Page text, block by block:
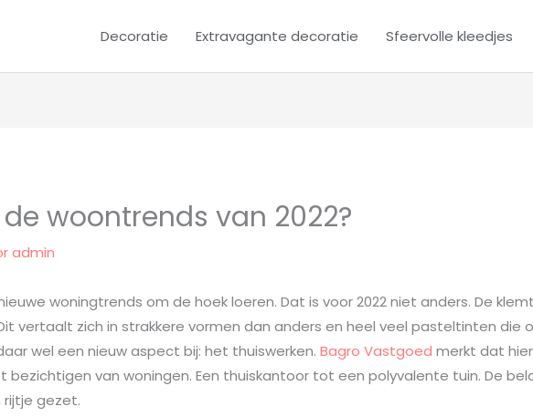
Decoratie Extravagante decoratie Sfeervolle kleedjes
woontrends van 2022?
admin
woningtrends om de hoek loeren. Dat is voor 2022 niet anders. De
vertaalt zich in strakkere vormen dan anders en heel veel pasteltinten die
wel een nieuw aspect bij: het thuiswerken.Bagro Vastgoed merkt dat
bezichtigen van woningen. Een thuiskantoor tot een polyvalente tuin. De
gezet.